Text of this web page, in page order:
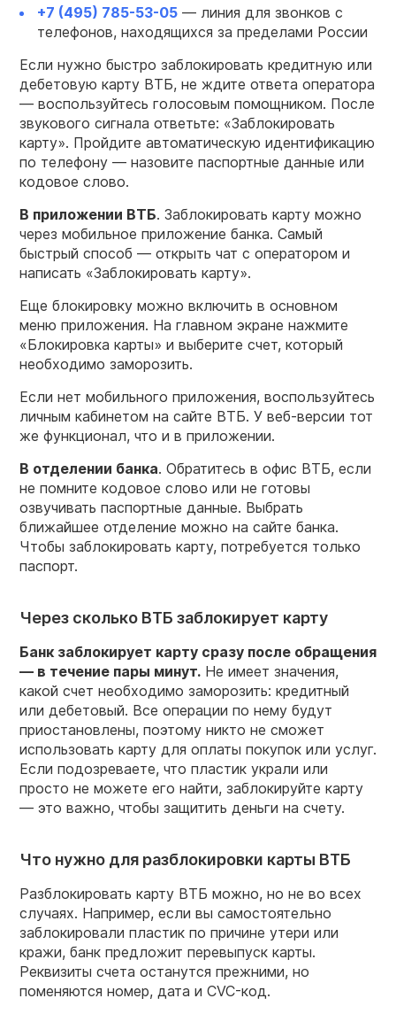
+7 (495) 785-53-05 — линия для звонков с
телефонов, находящихся за пределами России
Если нужно быстро заблокировать кредитную или
дебетовую карту ВТБ, не ждите ответа оператора
— воспользуйтесь голосовым помощником. После
звукового сигнала ответьте: «Заблокировать
карту». Пройдите автоматическую идентификацию
по телефону — назовите паспортные данные или
кодовое слово.
В приложении ВТБ. Заблокировать карту можно
через мобильное приложение банка. Самый
быстрый способ — открыть чат с оператором и
написать «Заблокировать карту».
Еще блокировку можно включить в основном
меню приложения. На главном экране нажмите
«Блокировка карты» и выберите счет, который
необходимо заморозить.
Если нет мобильного приложения, воспользуйтесь
личным кабинетом на сайте ВТБ. У веб-версии тот
же функционал, что и в приложении.
В отделении банка. Обратитесь в офис ВТБ, если
не помните кодовое слово или не готовы
озвучивать паспортные данные. Выбрать
ближайшее отделение можно на сайте банка.
Чтобы заблокировать карту, потребуется только
паспорт.
Через сколько ВТБ заблокирует карту
Банк заблокирует карту сразу после обращения
— в течение пары минут. Не имеет значения,
какой счет необходимо заморозить: кредитный
или дебетовый. Все операции по нему будут
приостановлены, поэтому никто не сможет
использовать карту для оплаты покупок или услуг.
Если подозреваете, что пластик украли или
просто не можете его найти, заблокируйте карту
— это важно, чтобы защитить деньги на счету.
Что нужно для разблокировки карты ВТБ
Разблокировать карту ВТБ можно, но не во всех
случаях. Например, если вы самостоятельно
заблокировали пластик по причине утери или
кражи, банк предложит перевыпуск карты.
Реквизиты счета останутся прежними, но
поменяются номер, дата и CVC-код.